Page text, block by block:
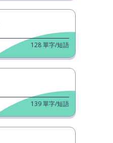
128單字/短語
139單字/短語